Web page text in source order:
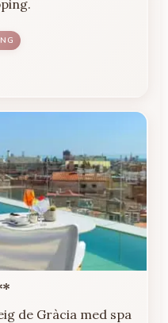
de Gràcia med spa